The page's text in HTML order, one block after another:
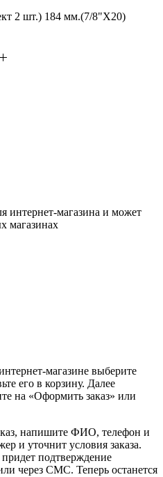
2 шт.) 184 мм.(7/8"X20)
интернет-магазина и может
магазинах
магазине выберите
его в корзину. Далее
на «Оформить заказ» или
напишите ФИО, телефон и
и уточнит условия заказа.
придет подтверждение
через СМС. Теперь останется